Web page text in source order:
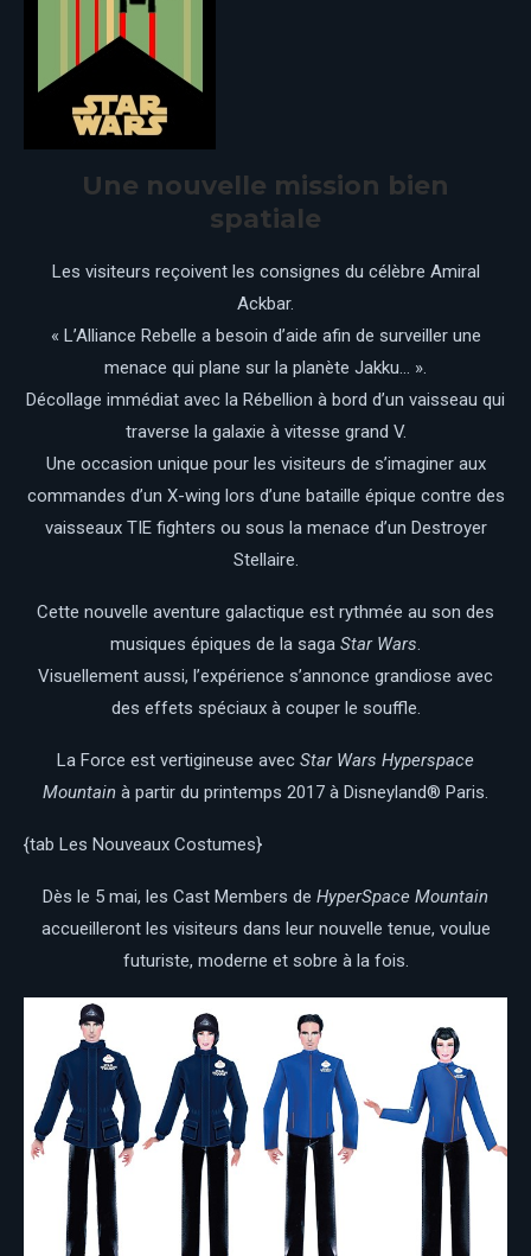
Une nouvelle mission bien
spatiale
Les visiteurs reçoivent les consignes du célèbre Amiral
Ackbar.
« L’Alliance Rebelle a besoin d’aide afin de surveiller une
menace qui plane sur la planète Jakku… ».
Décollage immédiat avec la Rébellion à bord d’un vaisseau qui
traverse la galaxie à vitesse grand V.
Une occasion unique pour les visiteurs de s’imaginer aux
commandes d’un X-wing lors d’une bataille épique contre des
vaisseaux TIE fighters ou sous la menace d’un Destroyer
Stellaire.
Cette nouvelle aventure galactique est rythmée au son des
musiques épiques de la saga Star Wars
Visuellement aussi, l’expérience s’annonce grandiose avec
des effets spéciaux à couper le souffle.
La Force est vertigineuse avec Star Wars Hyperspace
Mountain à partir du printemps 2017 à Disneyland® Paris.
{tab Les Nouveaux Costumes}
Dès le 5 mai, les Cast Members de HyperSpace Mountain
accueilleront les visiteurs dans leur nouvelle tenue, voulue
futuriste, moderne et sobre à la fois.